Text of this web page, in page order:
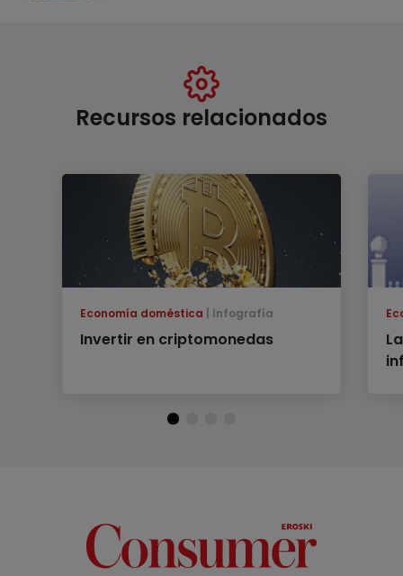
Recursos relacionados
Economía doméstica Infografía
Invertir en criptomonedas